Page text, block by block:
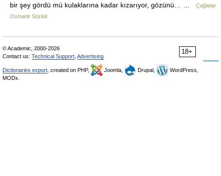
bir şey gördü mü kulaklarına kadar kızarıyor, gözünü… …
Çağatay
Osmanlı Sözlük
18+
© Academic, 2000-2026
Contact us: Technical Support Advertising
Dictionaries export , created on PHP, Joomla, Drupal,
WordPress,
MODx.